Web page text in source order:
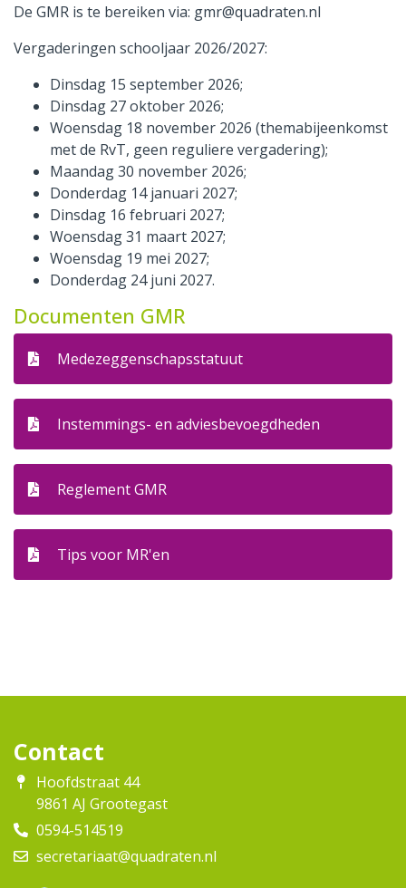
De GMR is te bereiken via: gmr@quadraten.nl
Vergaderingen schooljaar 2026/2027:
Dinsdag 15 september 2026;
Dinsdag 27 oktober 2026;
Woensdag 18 november 2026 (themabijeenkomst
met de RvT, geen reguliere vergadering);
Maandag 30 november 2026;
Donderdag 14 januari 2027;
Dinsdag 16 februari 2027;
Woensdag 31 maart 2027;
Woensdag 19 mei 2027;
Donderdag 24 juni 2027.
Documenten GMR
Medezeggenschapsstatuut
Instemmings- en adviesbevoegdheden
Reglement GMR
Tips voor MR'en
Contact
Hoofdstraat 44
9861 AJ Grootegast
0594-514519
secretariaat@quadraten.nl